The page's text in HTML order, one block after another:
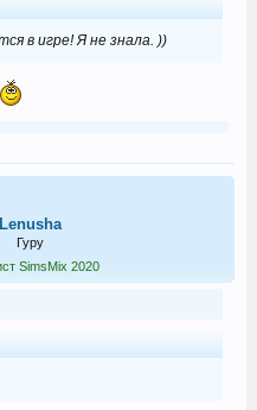
в игре! Я не знала. ))
Lenusha
Гуру
SimsMix 2020